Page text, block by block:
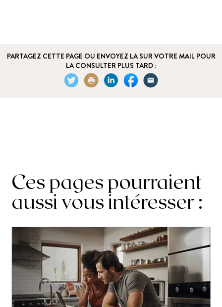
PARTAGEZ CETTE PAGE OU ENVOYEZ LA SUR VOTRE MAIL POUR
LA CONSULTER PLUS TARD :
Ces pages pourraient
aussi vous intéresser :